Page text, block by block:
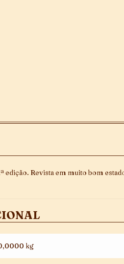
edição. Revista em muito bom
kg